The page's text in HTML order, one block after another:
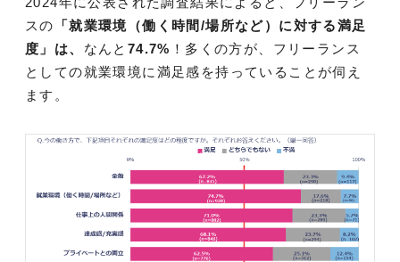
スの
「就業環境（働く時間/場所など）に対する満足
度」は、 なんと 74.7% ！多くの方が、フリーランス
としての就業環境に満足感を持っていることが伺え
ます。